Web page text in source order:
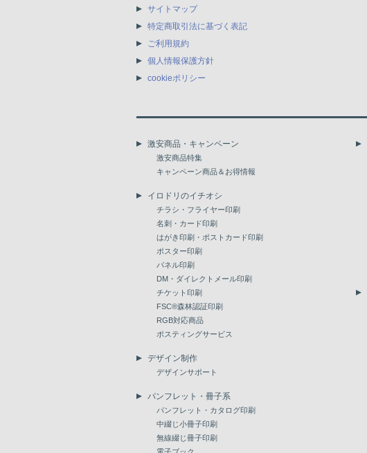
サイトマップ
特定商取引法に基づく表記
ご利用規約
個人情報保護方針
cookieポリシー
激安商品・キャンペーン
激安商品特集
キャンペーン商品＆お得情報
イロドリのイチオシ
チラシ・フライヤー印刷
名刺・カード印刷
はがき印刷・ポストカード印刷
ポスター印刷
パネル印刷
DM・ダイレクトメール印刷
チケット印刷
FSC®森林認証印刷
RGB対応商品
ポスティングサービス
デザイン制作
デザインサポート
パンフレット・冊子系
パンフレット・カタログ印刷
中綴じ小冊子印刷
無線綴じ冊子印刷